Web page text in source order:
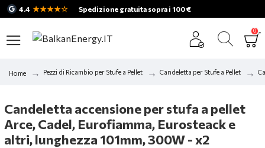
4.4 ★★★★☆ Spedizione gratuita sopra i 100 €
0
Home Pezzi di Ricambio per Stufe a Pellet Candeletta per Stufe a Pellet
Candeletta accensione per stufa a pellet
Arce, Cadel, Eurofiamma, Eurosteack e
altri, lunghezza 101mm, 300W - x2